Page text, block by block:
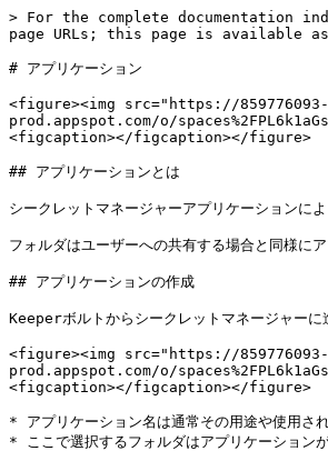
> For the complete documentation
page URLs; this page is available
# アプリケーション
<figure><img src="https://
prod.appspot.com/o/
<figcaption></figcaption></figure>
## アプリケーションとは
シークレットマネージャーアプリケーションに
フォルダはユーザーへの共有する場合と同様に
## アプリケーションの作成
Keeperボルトからシークレットマネージャー
<figure><img src="https://
prod.appspot.com/o/
<figcaption></figcaption></figure>
* アプリケーション名は通常その用途や使用され
* ここで選択するフォルダはアプリケーション